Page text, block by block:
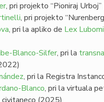
, pri projekto “Pioniraj
, pri projekto
, pri la apliko de Lex
Blanco-Silfer, pri la
, pri la Registra
Blanco, pri la virtuala